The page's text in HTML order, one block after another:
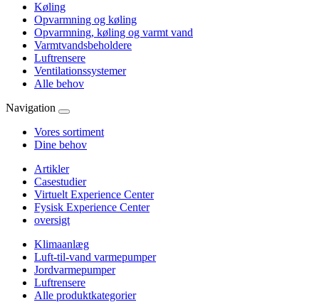
Køling
Opvarmning og køling
Opvarmning, køling og varmt vand
Varmtvandsbeholdere
Luftrensere
Ventilationssystemer
Alle behov
Navigation
Vores sortiment
Dine behov
Artikler
Casestudier
Virtuelt Experience Center
Fysisk Experience Center
oversigt
Klimaanlæg
Luft-til-vand varmepumper
Jordvarmepumper
Luftrensere
Alle produktkategorier